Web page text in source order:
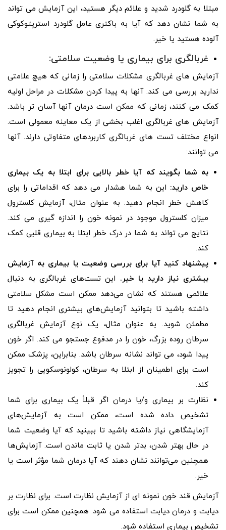
مبتلا به گلودرد شدید و علائم دیگر هستید، این آزمایش می تواند
به شما نشان دهد که آیا به باکتری عامل گلودرد استرپتوکوکی
آلوده هستید یا خیر.
غربالگری برای بیماری یا وضعیت سلامتی:
آزمایش های غربالگری مشکلات سلامتی را زمانی که هیچ علامتی
ندارید بررسی می کند. آنها به پیدا کردن مشکلات در مراحل اولیه
کمک می کنند، زمانی که ممکن است درمان آنها آسان تر باشد.
آزمایش های غربالگری اغلب بخشی از یک معاینه معمولی است.
انواع مختلف تست های غربالگری کاربردهای متفاوتی دارند. آنها
می توانند:
به شما بگویند که آیا خطر بالایی برای ابتلا به یک بیماری
خاص دارید: این به شما هشدار می دهد که اقداماتی را برای
کاهش خطر انجام دهید. به عنوان مثال، آزمایش کلسترول
میزان کلسترول موجود در نمونه خون را اندازه گیری می کند.
نتایج می تواند به شما در درک خطر ابتلا به بیماری قلبی کمک
کند.
پیشنهاد کنید آیا برای بررسی وضعیت یا بیماری به آزمایش
بیشتری نیاز دارید یا خیر. این تست‌های غربالگری به دنبال
علائمی هستند که نشان می‌دهد ممکن است مشکل سلامتی
داشته باشید تا بتوانید آزمایش‌های بیشتری انجام دهید تا
مطمئن شوید. به عنوان مثال، یک نوع آزمایش غربالگری
سرطان روده بزرگ، خون را در مدفوع جستجو می کند. اگر خون
پیدا شود، می تواند نشانه سرطان باشد. بنابراین، پزشک ممکن
است برای اطمینان از ابتلا به سرطان، کولونوسکوپی را تجویز
کند.
نظارت بر بیماری و/یا درمان اگر قبلاً یک بیماری برای شما
تشخیص داده شده است، ممکن است به آزمایش‌های
آزمایشگاهی نیاز داشته باشید تا ببینید که آیا وضعیت شما
در حال بهتر شدن، بدتر شدن یا ثابت ماندن است. آزمایش‌ها
همچنین می‌توانند نشان دهند که آیا درمان شما مؤثر است یا
خیر.
آزمایش قند خون نمونه ای از آزمایش نظارت است. برای نظارت بر
دیابت و درمان دیابت استفاده می شود. همچنین ممکن است برای
تشخیص بیماری استفاده شود.